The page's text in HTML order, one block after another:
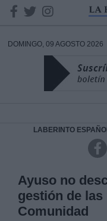
DOMINGO, 09 AGOSTO 2026
LABERINTO
Ayuso no
gestión de
Comunidad
DATOS
Responsable:
Legitimación: